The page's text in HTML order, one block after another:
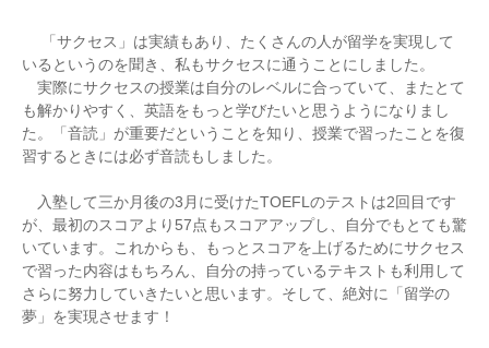
「サクセス」は実績もあり、たくさんの人が留学を実現して
いるというのを聞き、私もサクセスに通うことにしました。
実際にサクセスの授業は自分のレベルに合っていて、またとて
も解かりやすく、英語をもっと学びたいと思うようになりまし
た。「音読」が重要だということを知り、授業で習ったことを復
習するときには必ず音読もしました。
入塾して三か月後の3月に受けたTOEFLのテストは2回目です
が、最初のスコアより57点もスコアアップし、自分でもとても驚
いています。これからも、もっとスコアを上げるためにサクセス
で習った内容はもちろん、自分の持っているテキストも利用して
さらに努力していきたいと思います。そして、絶対に「留学の
夢」を実現させます！